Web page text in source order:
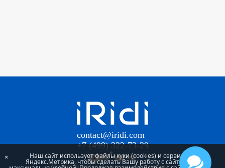
contact@iridi.com
+7 (499) 322-73-29
× Наш сайт использует файлы куки (cookies) и сервис
Яндекс.Метрика, чтобы сделать Вашу работу с сайтом